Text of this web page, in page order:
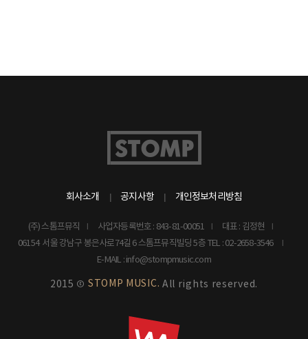
회사소개 공지사항 개인정보처리방침
(주) 스톰프뮤직 사업자등록번호 : 843-81-00051
대표 : 김정현
06154 서울 강남구 봉은사로74길 6 스톰프뮤직빌딩 5층 TEL : 02-2658-3546
E-MAIL : info@stompmusic.com
2015 © STOMP MUSIC. All rights reserved.